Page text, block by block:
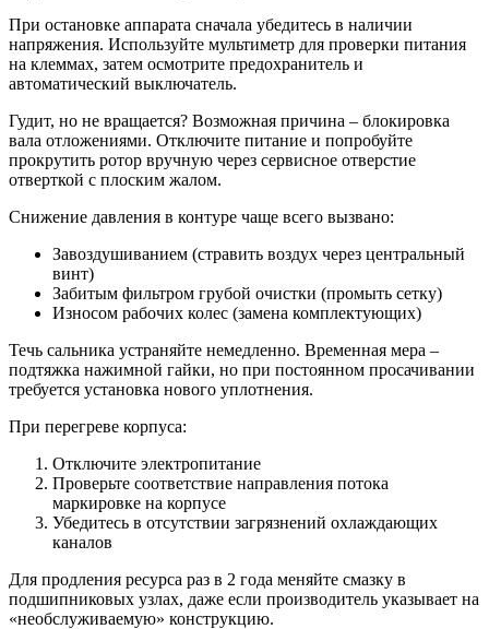
При остановке аппарата сначала убедитесь в наличии
напряжения. Используйте мультиметр для проверки питания
на клеммах, затем осмотрите предохранитель и
автоматический выключатель.
Гудит, но не вращается? Возможная причина – блокировка
вала отложениями. Отключите питание и попробуйте
прокрутить ротор вручную через сервисное отверстие
отверткой с плоским жалом.
Снижение давления в контуре чаще всего вызвано:
Завоздушиванием (стравить воздух через центральный
винт)
Забитым фильтром грубой очистки (промыть сетку)
Износом рабочих колес (замена комплектующих)
Течь сальника устраняйте немедленно. Временная мера –
подтяжка нажимной гайки, но при постоянном просачивании
требуется установка нового уплотнения.
При перегреве корпуса:
Отключите электропитание
Проверьте соответствие направления потока
маркировке на корпусе
Убедитесь в отсутствии загрязнений охлаждающих
каналов
Для продления ресурса раз в 2 года меняйте смазку в
подшипниковых узлах, даже если производитель указывает на
«необслуживаемую» конструкцию.